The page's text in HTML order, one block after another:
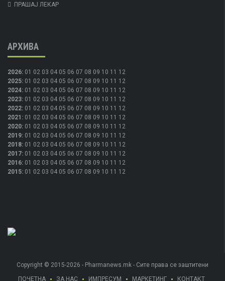
ПРАШАЈ ЛЕКАР
АРХИВА
2026: 01 02 03 04 05 06 07 08 09 10 11 12
2025: 01 02 03 04 05 06 07 08 09 10 11 12
2024: 01 02 03 04 05 06 07 08 09 10 11 12
2023: 01 02 03 04 05 06 07 08 09 10 11 12
2022: 01 02 03 04 05 06 07 08 09 10 11 12
2021 : 01 02 03 04 05 06 07 08 09 10 11 12
2020: 01 02 03 04 05 06 07 08 09 10 11 12
2019: 01 02 03 04 05 06 07 08 09 10 11 12
2018: 01 02 03 04 05 06 07 08 09 10 11 12
2017: 01 02 03 04 05 06 07 08 09 10 11 12
2016: 01 02 03 04 05 06 07 08 09 10 11 12
2015: 01 02 03 04 05 06 07 08 09 10 11 12
Copyright © 2015-2026 - Pharmanews.mk - Сите права се заштитени
ПОЧЕТНА
ЗА НАС ИМПРЕСУМ МАРКЕТИНГ КОНТАКТ